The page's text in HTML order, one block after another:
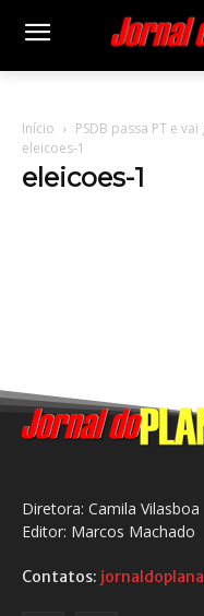
Início
PSDB passa PT e
eleicoes-1
eleicoes-1
Diretora: Camila Vilasboa
Editor: Marcos Machado
Contatos: